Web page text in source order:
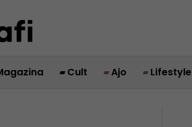
Cult Ajo Lifestyle